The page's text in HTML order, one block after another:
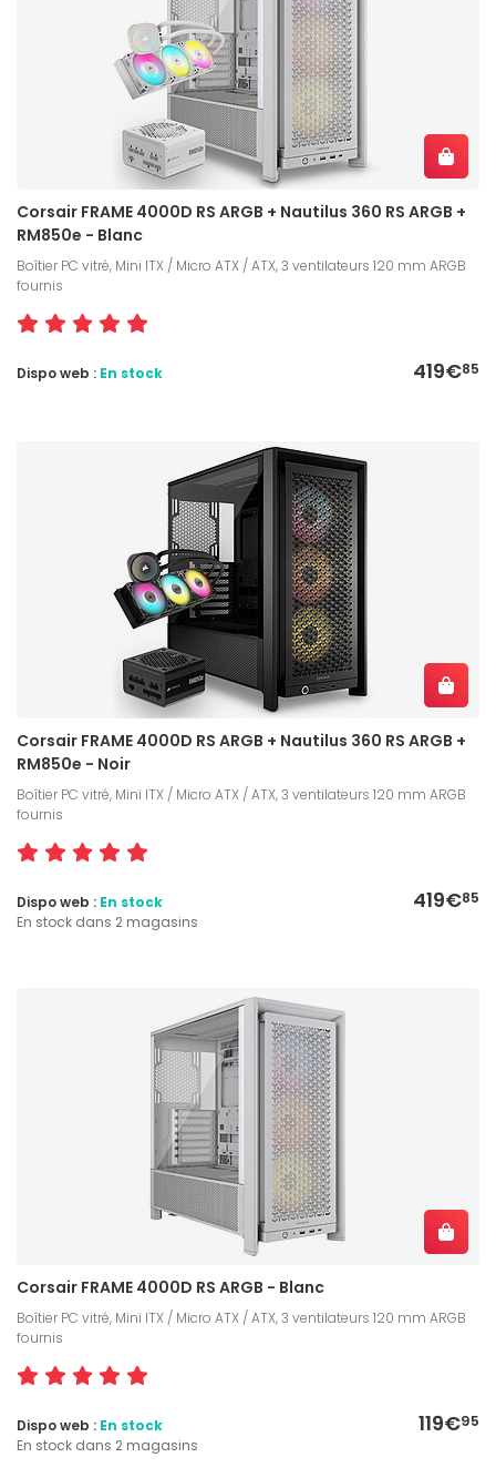
Corsair FRAME 4000D RS ARGB + Nautilus 360 RS ARGB +
RM850e - Blanc
Boîtier PC vitré, Mini ITX / Micro ATX / ATX, 3 ventilateurs 120 mm ARGB
fournis
419€85
Dispo web : En stock
Corsair FRAME 4000D RS ARGB + Nautilus 360 RS ARGB +
RM850e - Noir
Boîtier PC vitré, Mini ITX / Micro ATX / ATX, 3 ventilateurs 120 mm ARGB
fournis
419€85
Dispo web : En stock
En stock dans 2 magasins
Corsair FRAME 4000D RS ARGB - Blanc
Boîtier PC vitré, Mini ITX / Micro ATX / ATX, 3 ventilateurs 120 mm ARGB
fournis
119€95
Dispo web : En stock
En stock dans 2 magasins